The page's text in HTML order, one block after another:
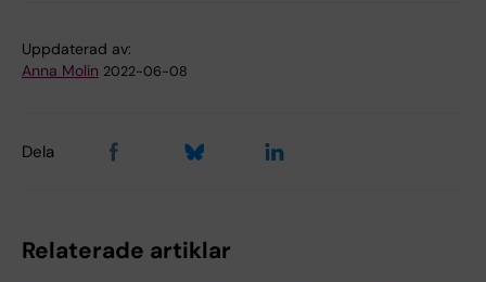
Uppdaterad av:
Anna Molin 2022-06-08
Dela
Relaterade artiklar